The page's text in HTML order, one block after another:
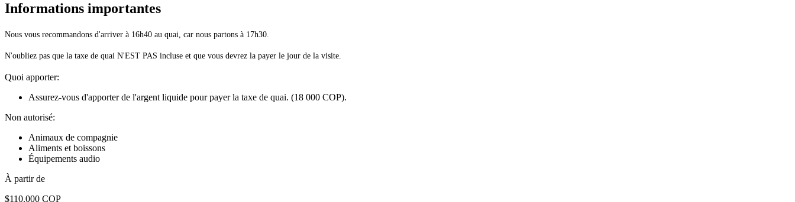
Informations importantes
Nous vous recommandons d'arriver à 16h40 au quai, car nous partons à 17h30.
N'oubliez pas que la taxe de quai N'EST PAS incluse et que vous devrez la payer le jour de la visite.
Quoi apporter:
Assurez-vous d'apporter de l'argent liquide pour payer la taxe de quai. (18 000 COP).
Non autorisé:
Animaux de compagnie
Aliments et boissons
Équipements audio
À partir de
$110.000 COP